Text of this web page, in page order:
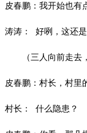
皮春鹏：我开始也有
涛涛： 好咧，这还
（三人向前走去
皮春鹏：村长，村里
村长： 什么隐患？